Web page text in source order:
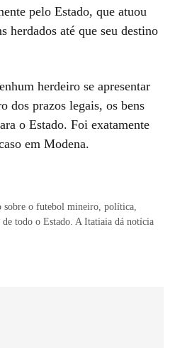
pelo Estado, que atuou
herdados até que seu destino
herdeiro se apresentar
dos prazos legais, os bens
o Estado. Foi exatamente
em Modena.
sobre o futebol mineiro, política,
de todo o Estado. A Itatiaia dá notícia